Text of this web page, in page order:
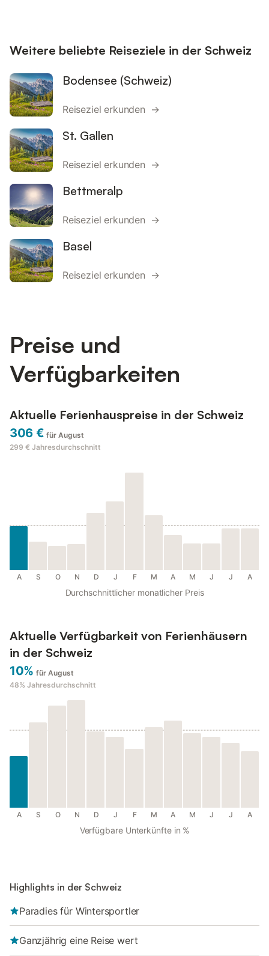
Weitere beliebte Reiseziele in der Schweiz
Bodensee (Schweiz)
Reiseziel erkunden →
St. Gallen
Reiseziel erkunden →
Bettmeralp
Reiseziel erkunden →
Basel
Reiseziel erkunden →
Preise und
Verfügbarkeiten
Aktuelle Ferienhauspreise in der Schweiz
306 € für August
299 € Jahresdurchschnitt
A S O N D J F M A M J J A
Durchschnittlicher monatlicher Preis
Aktuelle Verfügbarkeit von Ferienhäusern
in der Schweiz
10% für August
48% Jahresdurchschnitt
A S O N D J F M A M J J A
Verfügbare Unterkünfte in %
Highlights in der Schweiz
Paradies für Wintersportler
Ganzjährig eine Reise wert